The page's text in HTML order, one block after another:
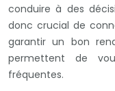
conduire à des
donc crucial de
garantir un bon
permettent de
fréquentes.